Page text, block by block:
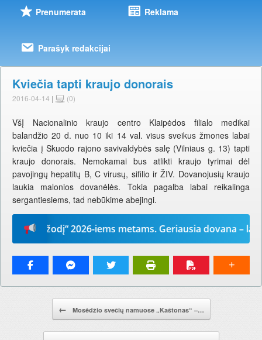
Prenumerata Reklama
Parašyk redakcijai
Kviečia tapti kraujo donorais
2016-04-14 | (0)
VšĮ Nacionalinio kraujo centro Klaipėdos filialo medikai
balandžio 20 d. nuo 10 iki 14 val. visus sveikus žmones labai
kviečia į Skuodo rajono savivaldybės salę (Vilniaus g. 13) tapti
kraujo donorais. Nemokamai bus atlikti kraujo tyrimai dėl
pavojingų hepatitų B, C virusų, sifilio ir ŽIV. Dovanojusių kraujo
laukia malonios dovanėlės. Tokia pagalba labai reikalinga
sergantiesiems, tad nebūkime abejingi.
žodį“ 2026-iems metams. Geriausia dovana –
Pranešimo navigacija.
← Mosėdžio svečių namuose „Kaštonas“ –…